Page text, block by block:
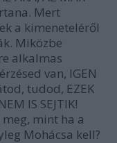
Mert
a kimeneteléről
Miközbe
alkalmas
van, IGEN
tudod, EZEK
IS SEJTIK!
mint ha a
Mohácsa kell?